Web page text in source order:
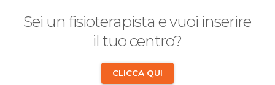
Sei un fisioterapista e vuoi inserire
il tuo centro?
CLICCA QUI